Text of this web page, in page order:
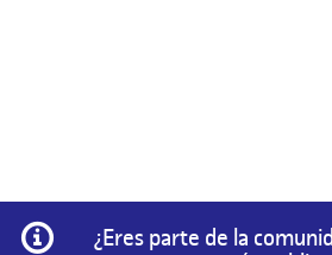
Información
¿Eres parte de la